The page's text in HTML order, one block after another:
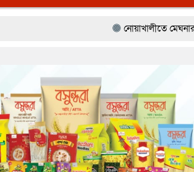
নোয়াখালীতে মেঘনার ভাঙনরোধে জিও